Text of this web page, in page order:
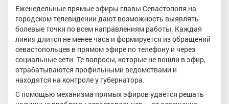
Еженедельные прямые эфиры главы Севастополя на
городском телевидении дают возможность выявлять
болевые точки по всем направлениям работы. Каждая
линия длится не менее часа и формируется из обращений
севастопольцев в прямом эфире по телефону и через
социальные сети. Те вопросы, которые не вошли в эфир,
отрабатываются профильными ведомствами и
находятся на контроле у губернатора.
С помощью механизма прямых эфиров удаётся решать